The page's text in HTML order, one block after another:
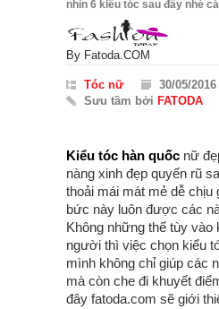
nhìn 6 kiểu tóc sau đây nhé
By Fatoda.COM
Tóc nữ
30/05/
Sưu tầm bởi FATODA
Kiểu tóc hàn quốc nữ
nàng xinh đẹp quyến rũ
thoải mái mát mẻ dễ chịu
bức này luôn được các
Không những thế tùy vào
người thì việc chọn kiểu
mình không chỉ giúp các
mà còn che đi khuyết
đây fatoda.com sẽ giới